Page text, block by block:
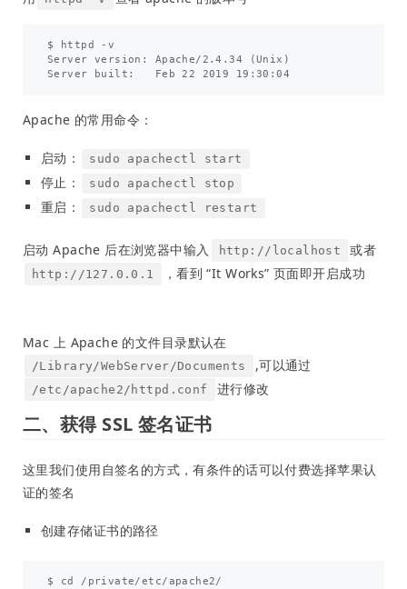
$ httpd -v
Server version: Apache/2.4.34 (Unix)
Apache 的常用命令：
启动： sudo apachectl start
停止： sudo apachectl stop
重启： sudo apachectl restart
启动 Apache 后在浏览器中输入 http://localhost 或者
http://127.0.0.1 ，看到 “It Works” 页面即开启成功
Mac 上 Apache 的文件目录默认在
/Library/WebServer/Documents ,可以通过
/etc/apache2/httpd.conf 进行修改
二、获得 SSL 签名证书
这里我们使用自签名的方式，有条件的话可以付费选择苹果认
证的签名
创建存储证书的路径
$ cd /private/etc/apache2/